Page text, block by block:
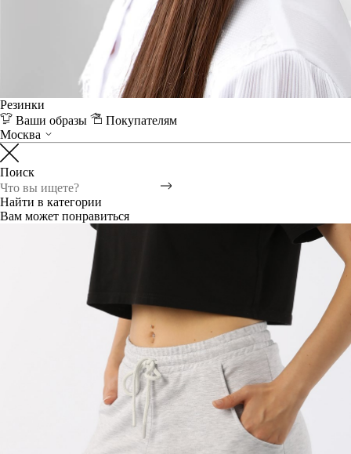
Резинки
Ваши образы
Покупателям
Москва
Поиск
Найти в категории
Вам может понравиться